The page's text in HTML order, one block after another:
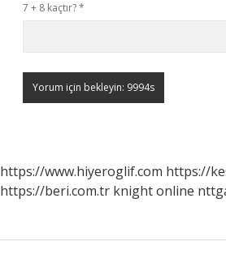
7 + 8 kaçtır?*
https://www.hiyeroglif.com https://
https://beri.com.tr knight online